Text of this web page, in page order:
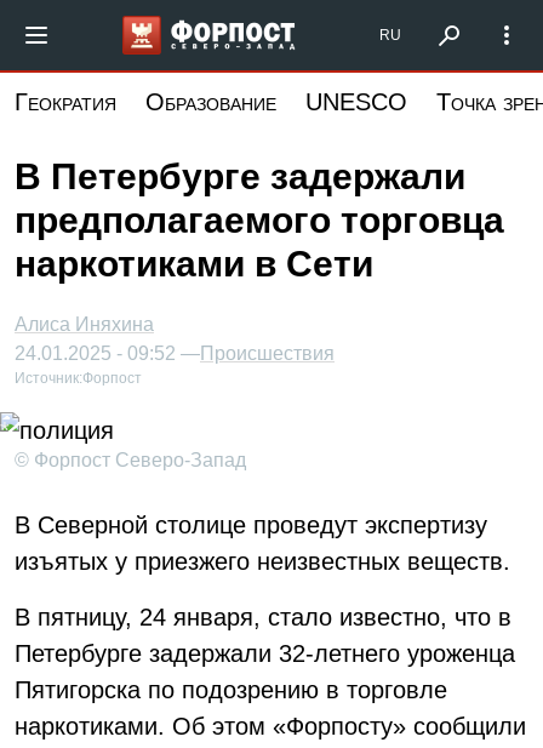
основному
Форпост Северо-Запад
RU
Геократия Образование UNESCO Точка
В Петербурге задержали
предполагаемого торговца
наркотиками в Сети
Алиса Иняхина
24.01.2025 - 09:52 —Происшествия
Источник:Форпост
© Форпост Северо-Запад
В Северной столице проведут экспертизу
изъятых у приезжего неизвестных веществ.
В пятницу, 24 января, стало известно, что в
Петербурге задержали 32-летнего уроженца
Пятигорска по подозрению в торговле
наркотиками. Об этом «Форпосту» сообщили